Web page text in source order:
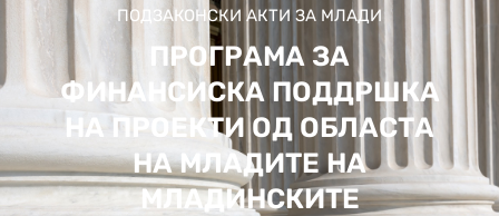
ПОДЗАКОНСКИ АКТИ ЗА МЛАДИ
ПРОГРАМА ЗА
ФИНАНСИСКА ПОДДРШКА
НА ПРОЕКТИ ОД ОБЛАСТА
НА МЛАДИТЕ НА
МЛАДИНСКИТЕ